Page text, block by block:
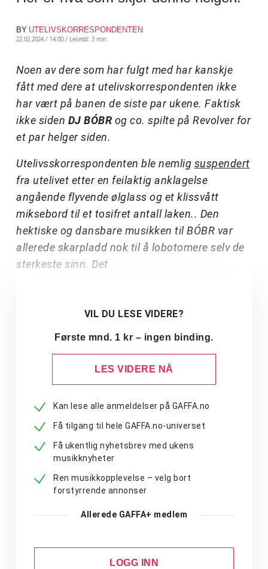
BY UTELIVSKORRESPONDENTEN
22.02.2024 / 14:00 / Lesetid: 3 min
Noen av dere som har fulgt med har kanskje
fått med dere at utelivskorrespondenten ikke
har vært på banen de siste par ukene. Faktisk
ikke siden DJ BÓBR og co. spilte på Revolver for
et par helger siden.
Utelivsskorrespondenten ble nemlig suspendert
fra utelivet etter en feilaktig anklagelse
angående flyvende ølglass og et klissvått
miksebord til et tosifret antall laken.. Den
hektiske og dansbare musikken til BÓBR var
allerede skarpladd nok til å lobotomere selv de
sterkeste sinn. Det
VIL DU LESE VIDERE?
Første mnd. 1 kr – ingen binding.
LES VIDERE NÅ
Kan lese alle anmeldelser på GAFFA.no
Få tilgang til hele GAFFA.no-universet
Få ukentlig nyhetsbrev med ukens
musikknyheter
Ren musikkopplevelse – velg bort
forstyrrende annonser
Allerede GAFFA+ medlem
LOGG INN